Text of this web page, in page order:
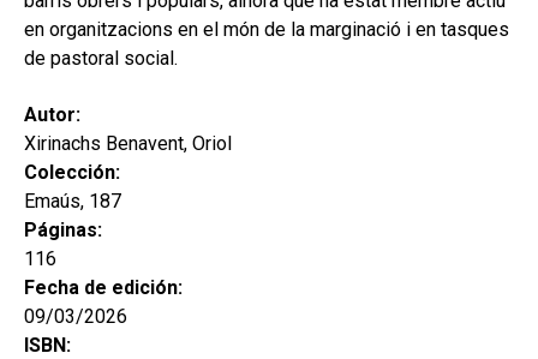
en organitzacions en el món de la marginació i en tasques
de pastoral social.
Autor:
Xirinachs Benavent, Oriol
Colección:
Emaús, 187
Páginas:
116
Fecha de edición:
09/03/2026
ISBN: